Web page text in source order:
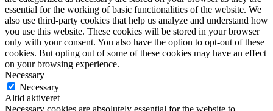
essential for the working of basic functionalities of the website. We
also use third-party cookies that help us analyze and understand how
you use this website. These cookies will be stored in your browser
only with your consent. You also have the option to opt-out of these
cookies. But opting out of some of these cookies may have an effect
on your browsing experience.
Necessary
Necessary
Altid aktiveret
Necessary cookies are absolutely essential for the website to